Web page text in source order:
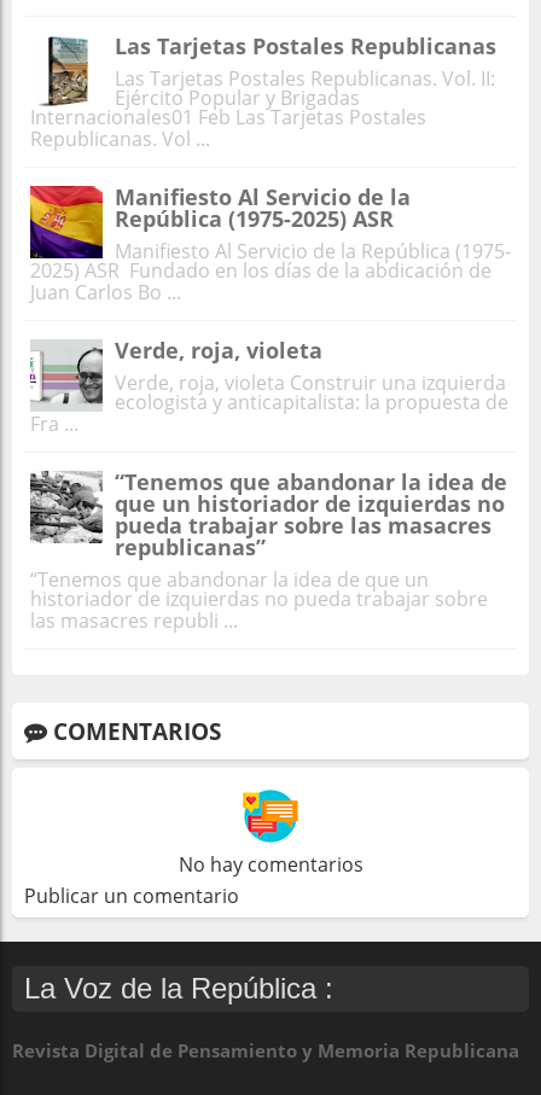
Las Tarjetas Postales Republicanas
Las Tarjetas Postales Republicanas. Vol. II:
Ejército Popular y Brigadas
Internacionales01 Feb Las Tarjetas Postales
Republicanas. Vol ...
Manifiesto Al Servicio de la
República (1975-2025) ASR
Manifiesto Al Servicio de la República (1975-
2025) ASR Fundado en los días de la abdicación de
Juan Carlos Bo ...
Verde, roja, violeta
Verde, roja, violeta Construir una izquierda
ecologista y anticapitalista: la propuesta de
Fra ...
“Tenemos que abandonar la idea de
que un historiador de izquierdas no
pueda trabajar sobre las masacres
republicanas”
“Tenemos que abandonar la idea de que un
historiador de izquierdas no pueda trabajar sobre
las masacres republi ...
COMENTARIOS
No hay comentarios
Publicar un comentario
La Voz de la República :
Revista Digital de Pensamiento y Memoria Republicana